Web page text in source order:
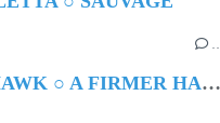
HAMISH HAWK ○ A FIRMER HAND